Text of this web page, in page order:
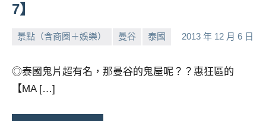
7】
景點（含商圈＋娛樂） 曼谷 泰國 2013 年 12 月 6 日
小
No
◎泰國鬼片超有名，那曼谷的鬼屋呢？？惠狂區的
【MA […]